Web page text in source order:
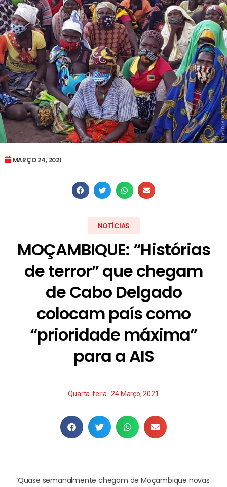
MARÇO 24, 2021
NOTÍCIAS
MOÇAMBIQUE: “Histórias
de terror” que chegam
de Cabo Delgado
colocam país como
“prioridade máxima”
para a AIS
Quarta-feira · 24 Março, 2021
“Quase semanalmente chegam de Moçambique novas